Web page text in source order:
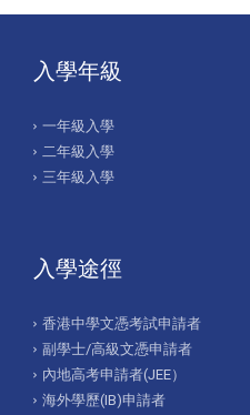
入學年級
一年級入學
二年級入學
三年級入學
入學途徑
香港中學文憑考試申請者
副學士/高級文憑申請者
內地高考申請者(JEE）
海外學歷(IB)申請者